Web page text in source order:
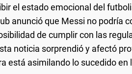
el estado emocional del
anunció que Messi no podría
de cumplir con las
noticia sorprendió y afectó
está asimilando lo sucedido en